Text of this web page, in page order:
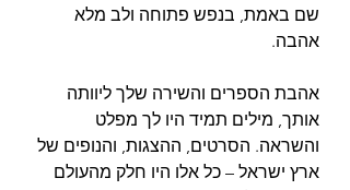
שם באמת, בנפש פתוחה ולב מלא
אהבה.
אהבת הספרים והשירה שלך ליוותה
אותך, מילים תמיד היו לך מפלט
והשראה. הסרטים, ההצגות, והנופים של
ארץ ישראל – כל אלו היו חלק מהעולם